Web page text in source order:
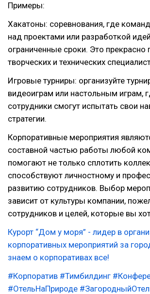
Примеры:
Хакатоны: соревнования, где
над проектами или разработкой
ограниченные сроки. Это прекрасно
творческих и технических
Игровые турниры: организуйте
видеоиграм или настольным играм,
сотрудники смогут испытать свои
стратегии.
Корпоративные мероприятия
составной частью работы любой
помогают не только сплотить
способствуют личностному и
развитию сотрудников. Выбор
зависит от культуры компании,
сотрудников и целей, которые вы
Курорт “Дом у моря” - лидер в
корпоративных мероприятий за
знаем о корпоративах все!
#Корпоратив #Тимбилдинг
#ОтельНаПрироде